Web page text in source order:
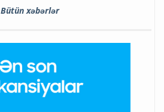
Bütün xəbərlər